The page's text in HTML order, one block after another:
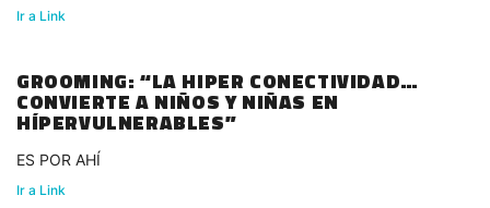
Ir a Link
GROOMING: “LA HIPER CONECTIVIDAD
CONVIERTE A NIÑOS Y NIÑAS EN
HÍPERVULNERABLES”
ES POR AHÍ
Ir a Link